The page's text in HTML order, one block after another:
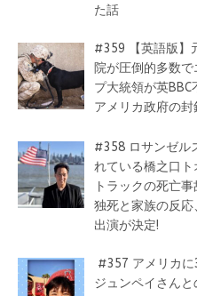
た話
#359 【英語版】
院が圧倒的多数
プ大統領が英BBC
アメリカ政府の
#358 ロサンゼル
れている橋之口
トラックの死亡
独死と家族の反
出演が決定!
#357 アメリカ
ジュンペイさん